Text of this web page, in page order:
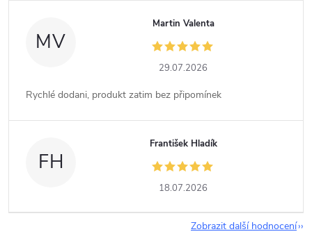
MV
Martin Valenta
29.07.2026
Rychlé dodani, produkt zatim bez připomínek
FH
František Hladík
18.07.2026
Zobrazit další hodnocení